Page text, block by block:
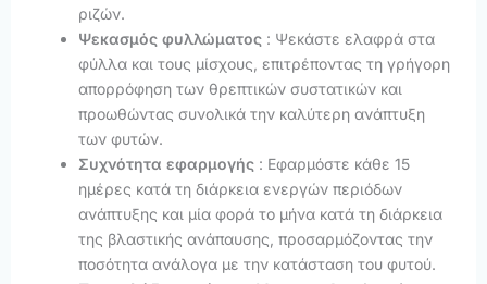
ριζών.
Ψεκασμός φυλλώματος : Ψεκάστε ελαφρά στα
φύλλα και τους μίσχους, επιτρέποντας τη γρήγορη
απορρόφηση των θρεπτικών συστατικών και
προωθώντας συνολικά την καλύτερη ανάπτυξη
των φυτών.
Συχνότητα εφαρμογής : Εφαρμόστε κάθε 15
ημέρες κατά τη διάρκεια ενεργών περιόδων
ανάπτυξης και μία φορά το μήνα κατά τη διάρκεια
της βλαστικής ανάπαυσης, προσαρμόζοντας την
ποσότητα ανάλογα με την κατάσταση του φυτού.